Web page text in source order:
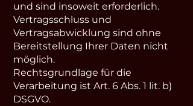
und sind insoweit erforderlich.
Vertragsschluss und
Vertragsabwicklung sind ohne
Bereitstellung Ihrer Daten nicht
möglich.
Rechtsgrundlage für die
Verarbeitung ist Art. 6 Abs. 1 lit. b)
DSGVO.